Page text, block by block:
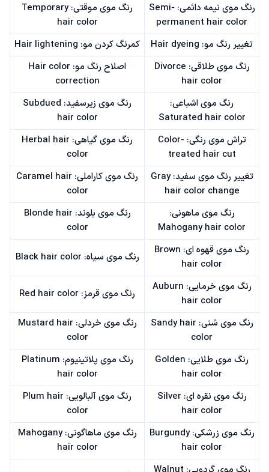
رنگ موی نیمه دائمی: Semi-
permanent hair color
رنگ موی موقتی: Temporary
hair color
تغییر رنگ مو: Hair dyeing
کمرنگ کردن مو: Hair lightening
رنگ موی طلاقی: Divorce
hair color
اصلاح رنگ مو: Hair color
correction
رنگ موی اشباعی:
Saturated hair color
رنگ موی زیرسفید: Subdued
hair color
تراش موی رنگی: Color-
treated hair cut
رنگ موی گیاهی: Herbal hair
color
تغییر رنگ موی سفید: Gray
hair color change
رنگ موی کاراملی: Caramel hair
color
رنگ موی ماهونی:
Mahogany hair color
رنگ موی بلوند: Blonde hair
color
رنگ موی قهوه ای: Brown
hair color
رنگ موی سیاه: Black hair color
رنگ موی خرمایی: Auburn
hair color
رنگ موی قرمز: Red hair color
رنگ موی شنی: Sandy hair
color
رنگ موی خردلی: Mustard hair
color
رنگ موی طلایی: Golden
hair color
رنگ موی پلاتینیوم: Platinum
hair color
رنگ موی نقره ای: Silver
hair color
رنگ موی آلبالویی: Plum hair
color
رنگ موی زرشکی: Burgundy
hair color
رنگ موی ماهاگونی: Mahogany
hair color